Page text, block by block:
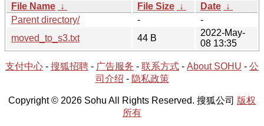
File Name ↓ File Size ↓ Date ↓
Parent directory/
-
-
moved_to_s3.txt
44 B
2022-May-
08 13:35
支付中心 - 搜狐招聘 - 广告服务 - 联系方式 - About SOHU - 公
司介绍 - 隐私政策
Copyright © 2026 Sohu All Rights Reserved. 搜狐公司 版权
所有